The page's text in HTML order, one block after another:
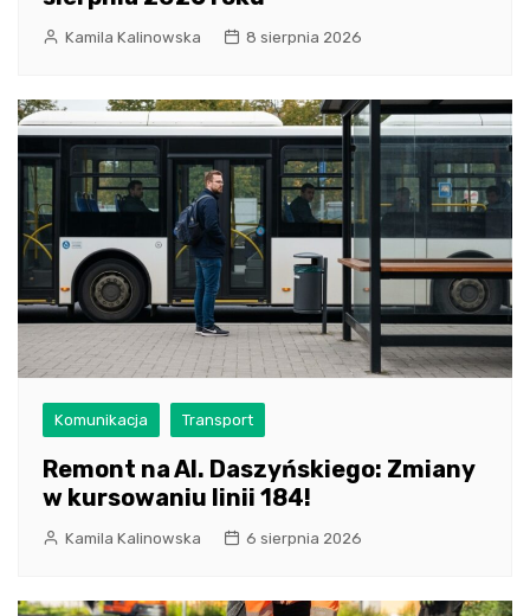
Kamila Kalinowska 8 sierpnia 2026
Komunikacja Transport
Remont na Al. Daszyńskiego: Zmiany
w kursowaniu linii 184!
Kamila Kalinowska 6 sierpnia 2026